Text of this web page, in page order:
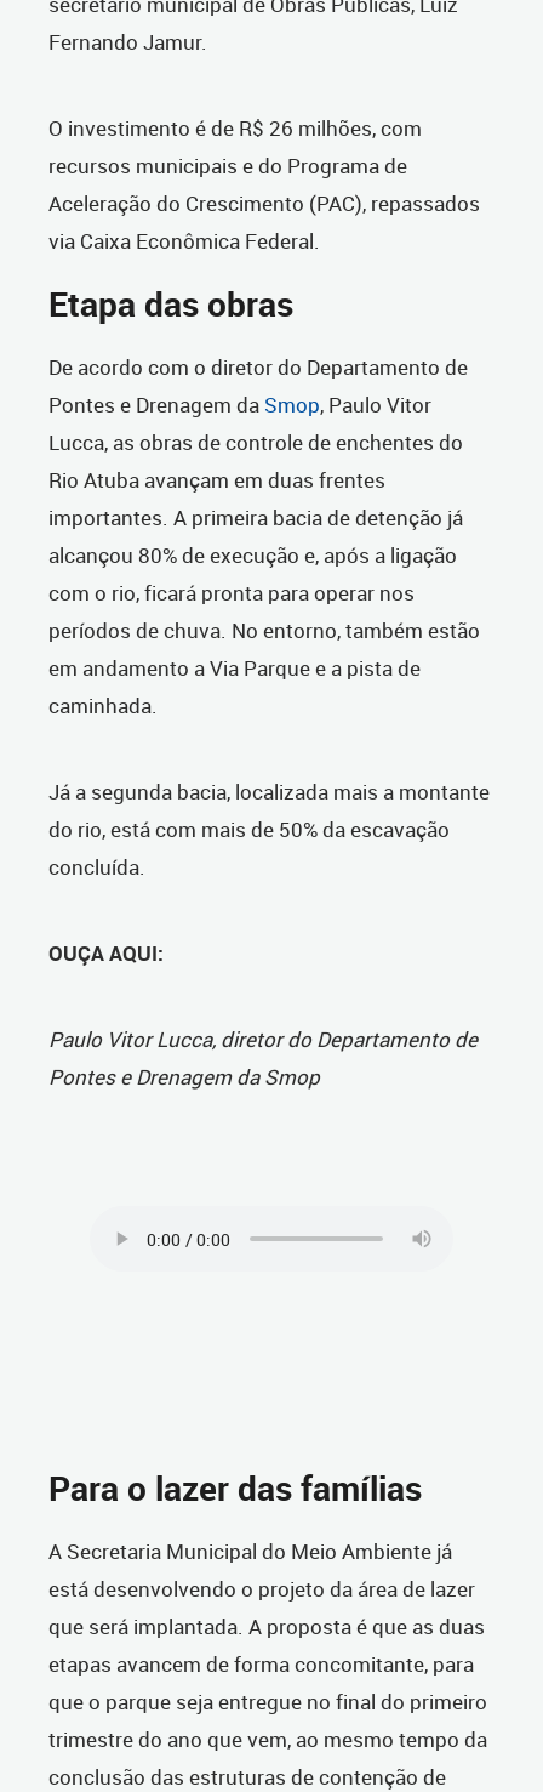
Fernando Jamur.
O investimento é de R$ 26 milhões, com
recursos municipais e do Programa de
Aceleração do Crescimento (PAC), repassados
via Caixa Econômica Federal.
Etapa das obras
De acordo com o diretor do Departamento de
Pontes e Drenagem da Smop, Paulo Vitor
Lucca, as obras de controle de enchentes do
Rio Atuba avançam em duas frentes
importantes. A primeira bacia de detenção já
alcançou 80% de execução e, após a ligação
com o rio, ficará pronta para operar nos
períodos de chuva. No entorno, também estão
em andamento a Via Parque e a pista de
caminhada.
Já a segunda bacia, localizada mais a montante
do rio, está com mais de 50% da escavação
concluída.
OUÇA AQUI:
Paulo Vitor Lucca, diretor do Departamento de
Pontes e Drenagem da Smop
Para o lazer das famílias
A Secretaria Municipal do Meio Ambiente já
está desenvolvendo o projeto da área de lazer
que será implantada. A proposta é que as duas
etapas avancem de forma concomitante, para
que o parque seja entregue no final do primeiro
trimestre do ano que vem, ao mesmo tempo da
conclusão das estruturas de contenção de